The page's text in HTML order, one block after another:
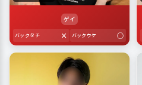
ゲイ
バックタチ × バックウケ ○